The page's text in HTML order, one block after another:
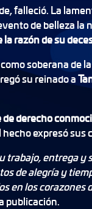
falleció. La
de belleza la
la razón de su
soberana de
su reinado a
derecho
expresó sus
trabajo, entrega y
de alegría y
en los corazones
publicación.